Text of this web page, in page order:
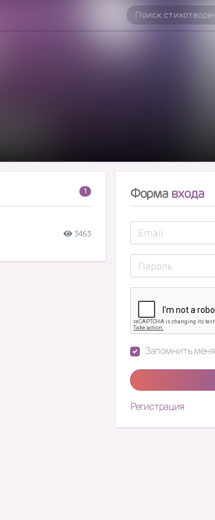
1
3463
Форма входа
Запомнить меня
Регистрация